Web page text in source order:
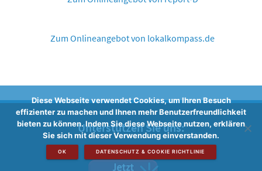
Zum Onlineangebot von lokalkompass.de
Unterstützen Sie uns:
Diese Webseite verwendet Cookies, um Ihren Besuch
effizienter zu machen und Ihnen mehr Benutzerfreundlichkeit
bieten zu können. Indem Sie diese Webseite nutzen, erklären
Sie sich mit dieser Verwendung einverstanden.
OK DATENSCHUTZ & COOKIE RICHTLINIE